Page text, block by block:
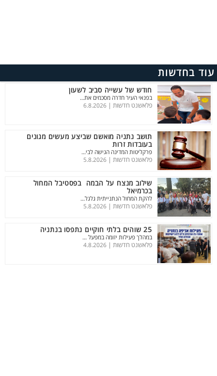
עוד בחדשות
חודש של עשייה סביב לשעון
בפנאי העיר חדרה מסכמים את...
פלאשנט חדשות | 6.8.2026
תושב נתניה מואשם שביצע מעשים מגונים
בעובדות זרות
פרקליטות המדינה הגישה לבי...
פלאשנט חדשות | 5.8.2026
שילוב מנצח על הבמה בפסטיבל המחול
בכרמיאל
להקת המחול הנתנייתית גלגל...
פלאשנט חדשות | 5.8.2026
25 שוהים בלתי חוקיים נתפסו בנתניה
במהלך פעילות יזומה במפעל ...
פלאשנט חדשות | 4.8.2026